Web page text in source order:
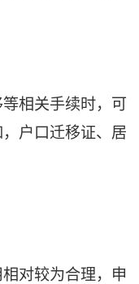
相关手续时，可
户口迁移证、居
对较为合理，申